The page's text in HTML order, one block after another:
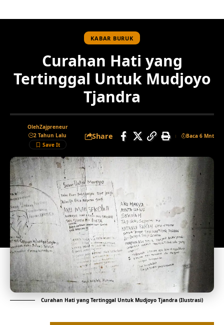
KABAR BURUK
Curahan Hati yang
Tertinggal Untuk Mudjoyo
Tjandra
OlehZajpreneur
2 Tahun Lalu
Share Baca 6 Mnt
Curahan Hati yang Tertinggal Untuk Mudjoyo Tjandra (Ilustrasi)